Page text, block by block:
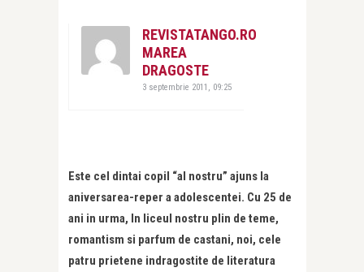
REVISTATANGO.RO
MAREA
DRAGOSTE
3 septembrie 2011, 09:25
Este cel dintai copil “al nostru” ajuns la
aniversarea-reper a adolescentei. Cu 25 de
ani in urma, In liceul nostru plin de teme,
romantism si parfum de castani, noi, cele
patru prietene indragostite de literatura